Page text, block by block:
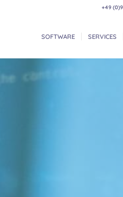
+49
SOFTWARE SERVICES